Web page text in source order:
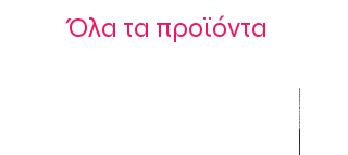
Όλα τα προϊόντα